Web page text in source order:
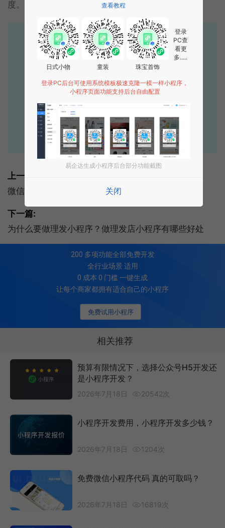
度。这样的经营方式当然不会失去顾客。
易企达10年行业沉淀！
专业小程序、公众号H5 APP等软件开发
400-885-7836
点击获取报价
上一篇:
微信小程序分享到朋友圈即将闪亮登场！
下一篇:
为什么要做理发小程序？做理发店小程序有哪些好处
免费试用小程序
200 多项功能全部免费开发
全行业场景 适用
0 成本 0 门槛 一键生成
让每个商家都拥有适合自己的小程序
相关推荐
预算有限情况下，选择公众号H5开发还
是小程序开发？
2026年7月18日 20542次
小程序开发费用，小程序开发多少钱？
2026年7月18日 1204次
免费微信小程序代码 真的可取吗？
2026年7月18日 16819次
查看教程
日式小物 童装 珠宝首饰
登录
PC查
看更
多.....
登录PC后台可使用系统模板极速克隆一模一样小程序，
小程序页面功能支持后台自由配置
易企达生成小程序后台部分功能截图
关闭